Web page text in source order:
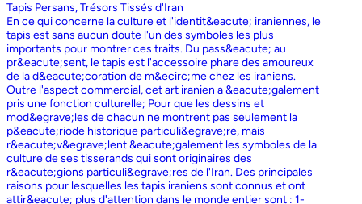
Tapis Persans, Trésors Tissés d'Iran
En ce qui concerne la culture et l'identit&eacute; iraniennes, le
tapis est sans aucun doute l'un des symboles les plus
importants pour montrer ces traits. Du pass&eacute; au
pr&eacute;sent, le tapis est l'accessoire phare des amoureux
de la d&eacute;coration de m&ecirc;me chez les iraniens.
Outre l'aspect commercial, cet art iranien a &eacute;galement
pris une fonction culturelle; Pour que les dessins et
mod&egrave;les de chacun ne montrent pas seulement la
p&eacute;riode historique particuli&egrave;re, mais
r&eacute;v&egrave;lent &eacute;galement les symboles de la
culture de ses tisserands qui sont originaires des
r&eacute;gions particuli&egrave;res de l'Iran. Des principales
raisons pour lesquelles les tapis iraniens sont connus et ont
attir&eacute; plus d'attention dans le monde entier sont : 1-